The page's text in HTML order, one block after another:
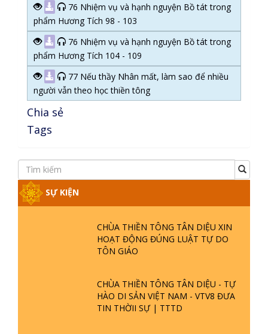
76 Nhiệm vụ và hạnh nguyện Bồ tát trong
phẩm Hương Tích 98 - 103
76 Nhiệm vụ và hạnh nguyện Bồ tát trong
phẩm Hương Tích 104 - 109
77 Nếu thầy Nhân mất, làm sao để nhiều
người vẫn theo học thiền tông
Chia sẻ
Tags
SỰ KIỆN
CHÙA THIỀN TÔNG TÂN DIỆU XIN
HOẠT ĐỘNG ĐÚNG LUẬT TỰ DO
TÔN GIÁO
CHÙA THIỀN TÔNG TÂN DIỆU - TỰ
HÀO DI SẢN VIỆT NAM - VTV8 ĐƯA
TIN THỜII SỰ | TTTD